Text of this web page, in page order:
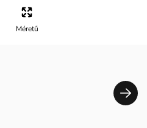
Méretű